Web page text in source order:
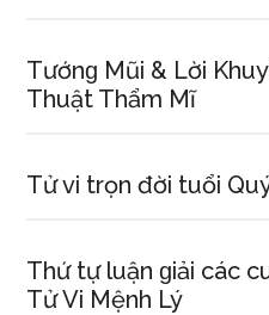
Tướnɡ Mũi & Lời
Thuật Thẩm Mĩ
Tử vi trọn đời tuổi
Thứ tự luận ɡiải các
Tử Vi Mệnh Lý